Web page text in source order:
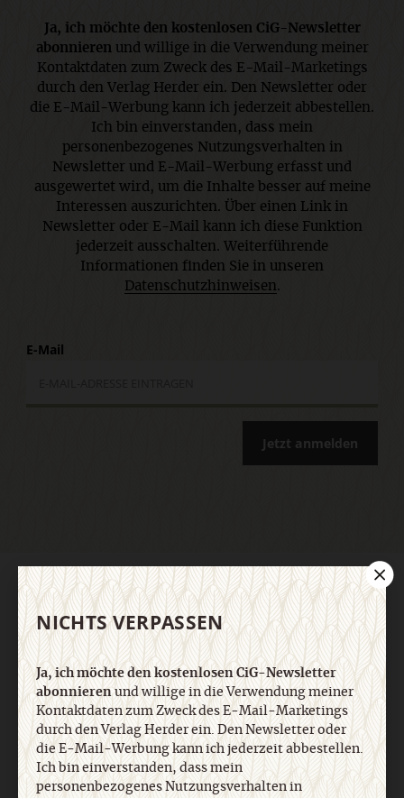
Ja, ich möchte den kostenlosen CiG-Newsletter
abonnieren und willige in die Verwendung meiner
Kontaktdaten zum Zweck des E-Mail-Marketings
durch den Verlag Herder ein. Den Newsletter oder
die E-Mail-Werbung kann ich jederzeit abbestellen.
Ich bin einverstanden, dass mein
personenbezogenes Nutzungsverhalten in
Newsletter und E-Mail-Werbung erfasst und
ausgewertet wird, um die Inhalte besser auf meine
Interessen auszurichten. Über einen Link in
Newsletter oder E-Mail kann ich diese Funktion
jederzeit ausschalten. Weiterführende
Informationen finden Sie in unseren
Datenschutzhinweisen .
E-Mail
Jetzt anmelden
AGB und Widerrufsbelehrung Datenschutz
Barrierefreiheit
Impressum
Vertrag widerrufen Abo online kündigen
NICHTS VERPASSEN
Ja, ich möchte den kostenlosen CiG-Newsletter
abonnierenund willige in die Verwendung meiner
Kontaktdaten zum Zweck des E-Mail-Marketings
durch den Verlag Herder ein. Den Newsletter oder
die E-Mail-Werbung kann ich jederzeit abbestellen.
Ich bin einverstanden, dass mein
personenbezogenes Nutzungsverhalten in